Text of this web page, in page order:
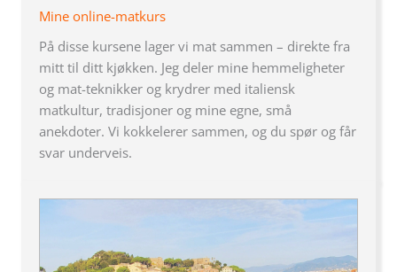
Mine online-matkurs
På disse kursene lager vi mat sammen – direkte fra
mitt til ditt kjøkken. Jeg deler mine hemmeligheter
og mat-teknikker og krydrer med italiensk
matkultur, tradisjoner og mine egne, små
anekdoter. Vi kokkelerer sammen, og du spør og får
svar underveis.